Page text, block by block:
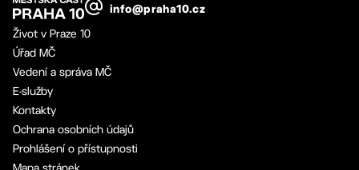
info@praha10.cz
Život v Praze 10
Úřad MČ
Vedení a správa MČ
E-služby
Kontakty
Ochrana osobních údajů
Prohlášení o přístupnosti